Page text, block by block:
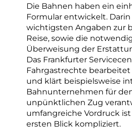
Die Bahnen haben ein
Formular entwickelt.
wichtigsten Angaben zur
Reise, sowie die
Überweisung der
Das Frankfurter
Fahrgastrechte bearbeitet
und klärt beispielsweise
Bahnunternehmen für
unpünktlichen Zug
umfangreiche Vordruck
ersten Blick kompliziert.